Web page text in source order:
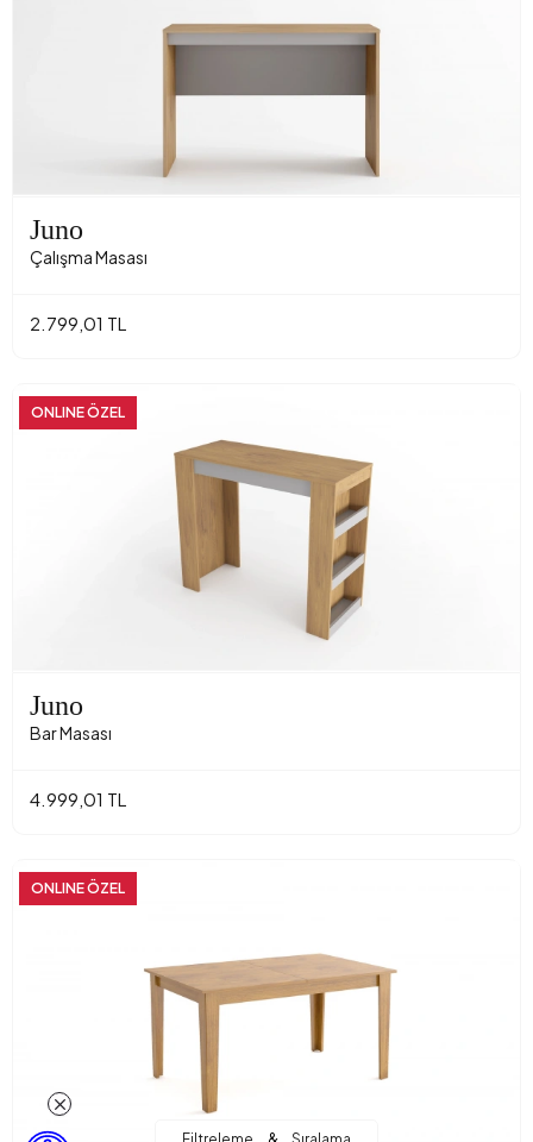
Juno
Çalışma Masası
2.799,01 TL
ONLINE ÖZEL
Juno
Bar Masası
4.999,01 TL
ONLINE ÖZEL